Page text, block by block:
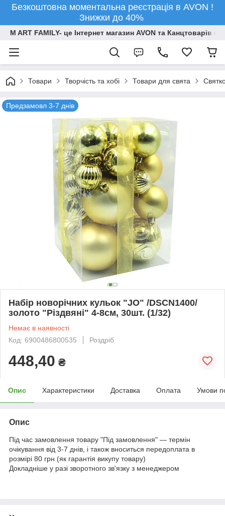
Безкоштовна моментальна реєстрація в AVON !
Знижки до 40%
M ART FAMILY- це Інтернет магазин AVON та Канцтоварів
Товари Творчiсть та хобi Товари для свята
Предзамовл 3-7 днів
Набір новорічних кульок "JO" /DSCN1400/
золото "Різдвяні" 4-8см, 30шт. (1/32)
Немає в наявності
Код: 6900486800535
Роздріб
448,40 ₴
Опис Характеристики Доставка Оплата Умови
Опис
Під час замовлення товару "Під замовлення" — термін
очікування від 3-7 днів, і також вноситься передоплата в
розмірі 80 грн (як гарантія викупу товару)
Докладніше у разі зворотного зв'язку з менеджером